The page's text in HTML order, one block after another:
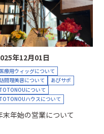
年12月01日
療用ウィッグについて
問理美容について
あぴサポ
TOTONOUについて
TOTONOUハウスについて
末年始の営業について